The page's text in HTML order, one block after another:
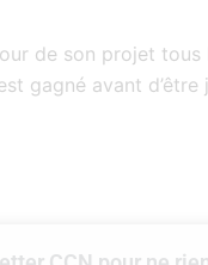
de son projet tous
gagné avant d’être